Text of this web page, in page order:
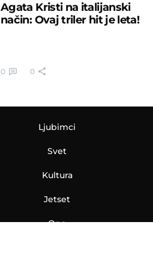
Agata Kristi na italijanski
način: Ovaj triler hit je leta!
0 0
Ljubimci
Svet
Kultura
Jetset
Ona